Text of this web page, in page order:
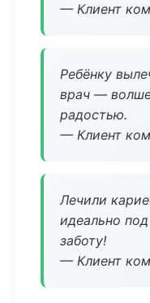
— Клиент
Ребёнку
врач —
радостью.
— Клиент
Лечили
идеально
заботу!
— Клиент